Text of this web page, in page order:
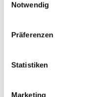
Notwendig
Präferenzen
Statistiken
Marketing
ANFAHRT
Bitte akzeptiere